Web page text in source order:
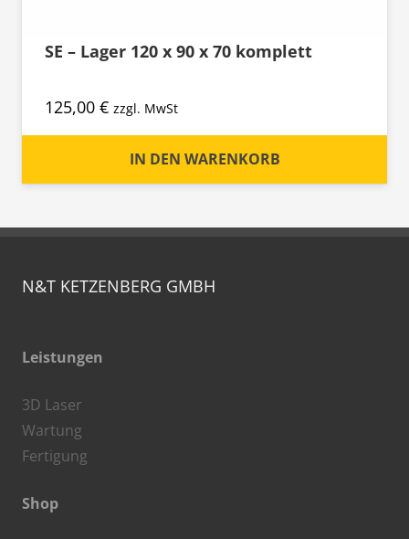
SE – Lager 120 x 90 x 70 komplett
125,00 € zzgl. MwSt
IN DEN WARENKORB
N&T KETZENBERG GMBH
Leistungen
3D Laser
Wartung
Fertigung
Shop